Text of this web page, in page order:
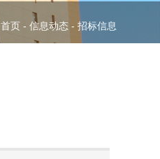
首页 - 信息动态 - 招标信息